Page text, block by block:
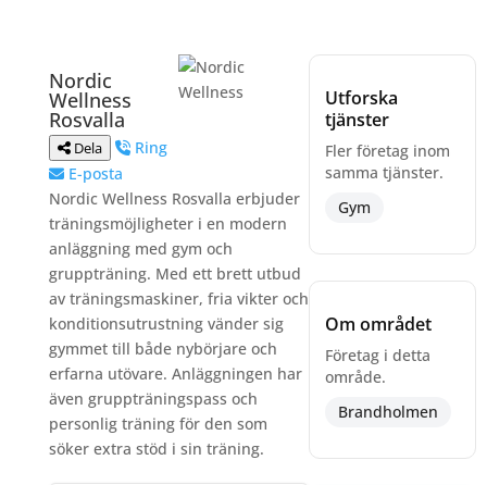
Nordic
Wellness
Rosvalla
Dela
Ring
E-posta
Nordic Wellness Rosvalla erbjuder
träningsmöjligheter i en modern
anläggning med gym och
gruppträning. Med ett brett utbud
av träningsmaskiner, fria vikter och
konditionsutrustning vänder sig
gymmet till både nybörjare och
erfarna utövare. Anläggningen har
även gruppträningspass och
personlig träning för den som
söker extra stöd i sin träning.
Utforska
tjänster
Fler företag inom
samma tjänster.
Gym
Om området
Företag i detta
område.
Brandholmen